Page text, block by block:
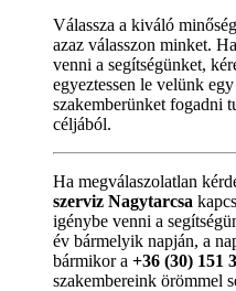
Válassza a kiváló
azaz válasszon minket.
venni a segítségünket,
egyeztessen le velünk
szakemberünket fogadni
céljából.
Ha megválaszolatlan
szerviz Nagytarcsa
igénybe venni a
év bármelyik napján, a
bármikor a +36 (30) 151
szakembereink örömmel